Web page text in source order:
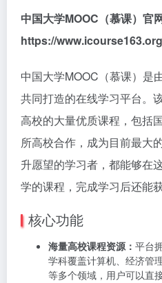
中国大学MOOC（慕课）官
https://www.icourse163.org
中国大学MOOC（慕课）是
共同打造的在线学习平台。
高校的大量优质课程，包括
所高校合作，成为目前最大
升愿望的学习者，都能够在
学的课程，完成学习后还能
核心功能
海量高校课程资源： 平台
学科覆盖计算机、经济管
等多个领域，用户可以直